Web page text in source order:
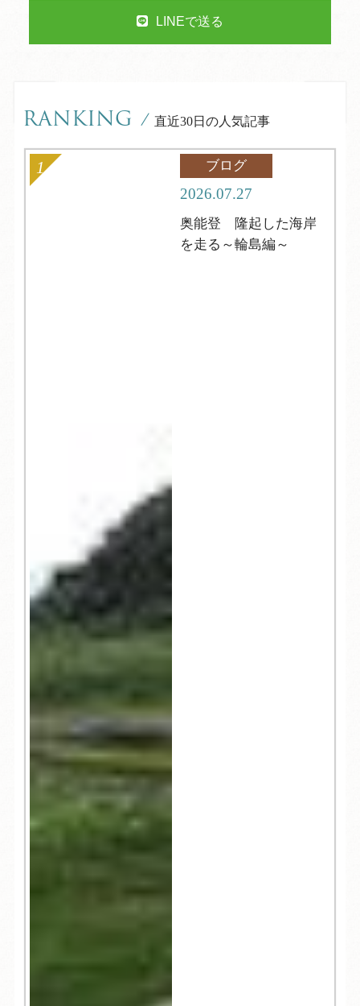
LINEで送る
RANKING / 直近30日の人気記事
ブログ
2026.07.27
奥能登 隆起した海岸
を走る～輪島編～